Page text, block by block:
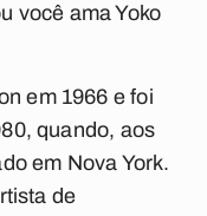
você ama Yoko
em 1966 e foi
quando, aos
em Nova York.
de